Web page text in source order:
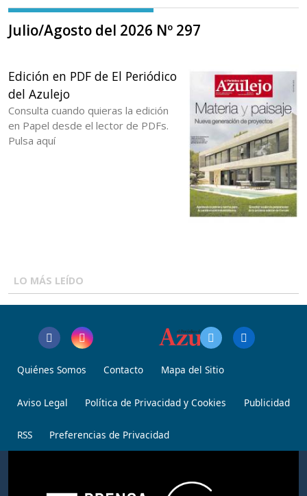
Julio/Agosto del 2026 Nº 297
Edición en PDF de El Periódico
del Azulejo
Consulta cuando quieras la edición
en Papel desde el lector de PDFs.
Pulsa aquí
LO MÁS LEÍDO
Quiénes Somos Contacto Mapa del Sitio
Aviso Legal Política de Privacidad y Cookies Publicidad
RSS Preferencias de Privacidad